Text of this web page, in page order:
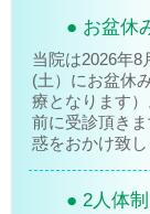
お盆休
当院は2026年8
(土）にお盆休
療となります
前に受診頂き
惑をおかけ致
2人体